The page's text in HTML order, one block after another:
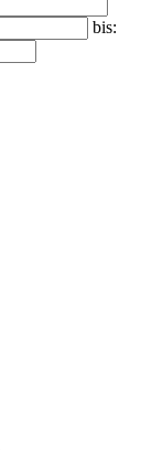
bis: